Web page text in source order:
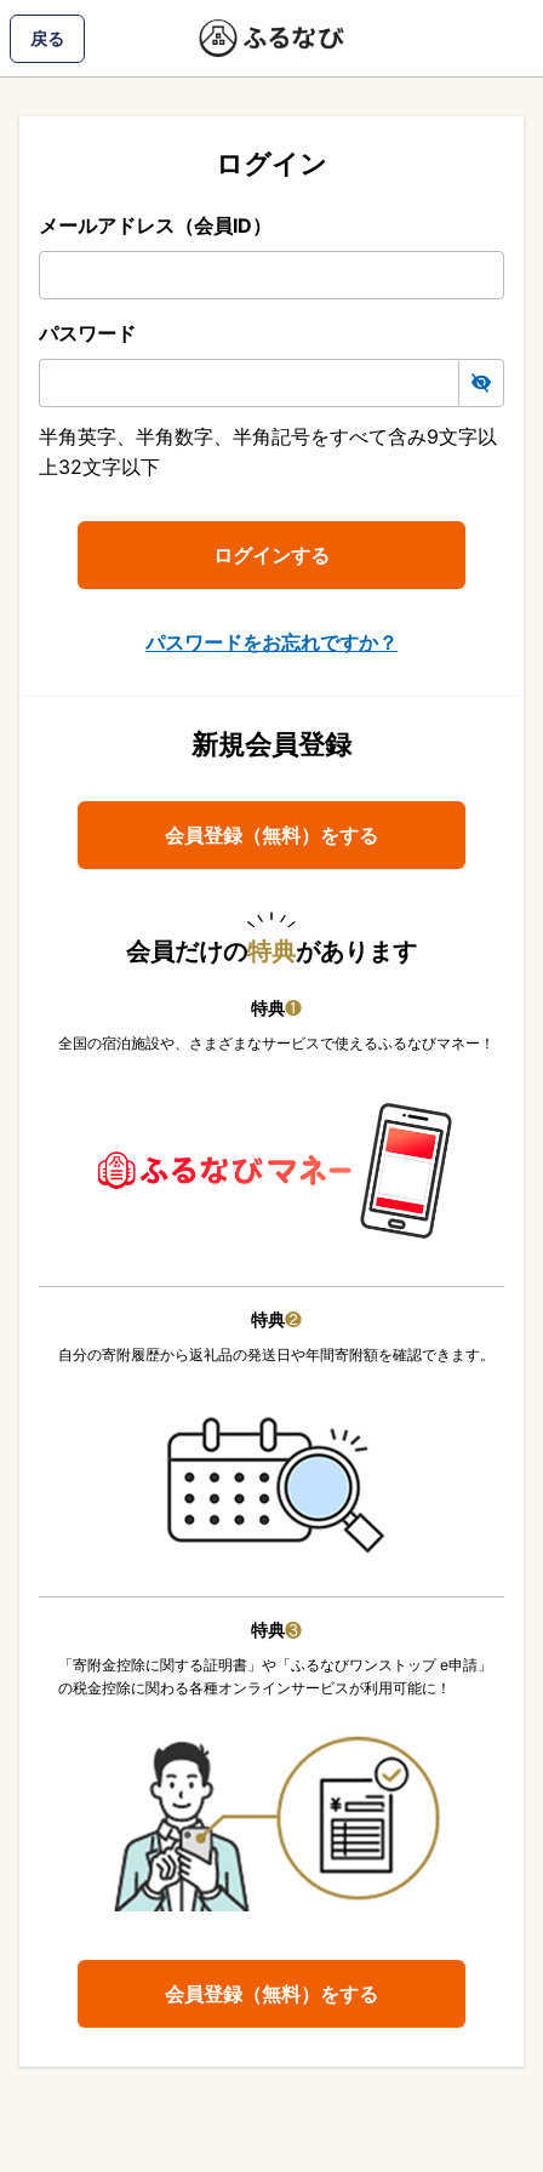
戻る
ログイン
メールアドレス（会員ID）
パスワード
半角英字、半角数字、半角記号をすべて含み9文字以
上32文字以下
パスワードをお忘れですか？
新規会員登録
会員登録（無料）をする
会員だけの特典があります
特典❶
全国の宿泊施設や、さまざまなサービスで使えるふるなびマネー！
特典❷
自分の寄附履歴から返礼品の発送日や年間寄附額を確認できます。
特典❸
「寄附金控除に関する証明書」や「ふるなびワンストップ e申請」
の税金控除に関わる各種オンラインサービスが利用可能に！
会員登録（無料）をする